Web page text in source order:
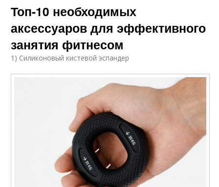
Топ-10 необходимых
аксессуаров для эффективного
занятия фитнесом
1) Силиконовый кистевой эспандер